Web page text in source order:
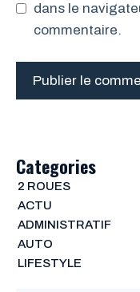
dans le
commentaire.
Categories
2 ROUES
ACTU
ADMINISTRATIF
AUTO
LIFESTYLE